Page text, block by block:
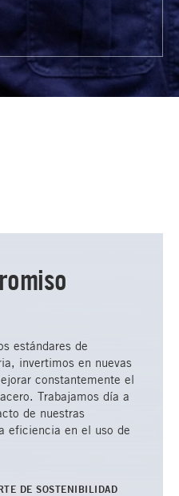
estándares de
invertimos en nuevas
constantemente el
Trabajamos día a
de nuestras
eficiencia en el uso de
DE SOSTENIBILIDAD